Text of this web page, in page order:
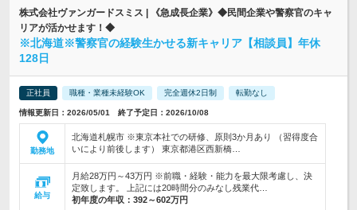
株式会社ヴァンガードスミス | 《急成長企業》◆民間企業や警察官のキャ
リアが活かせます！◆
※北海道※警察官の経験生かせる新キャリア【相談員】年休
128日
正社員 職種・業種未経験OK 完全週休2日制 転勤なし
情報更新日：2026/05/01 終了予定日：2026/10/08
勤務地
北海道札幌市 ※東京本社での研修、原則3か月あり （習得度合
いにより前後します） 東京都港区西新橋…
給与
月給28万円～43万円 ※前職・経験・能力を最大限考慮し、決
定致します。 上記には20時間分のみなし残業代…
初年度の年収： 392～602万円